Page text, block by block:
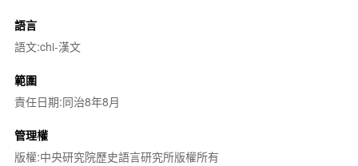
語言
語文:chi-漢文
範圍
責任日期:同治8年8月
管理權
版權:中央研究院歷史語言研究所版權所有